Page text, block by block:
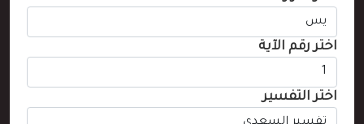
اختر رقم الآية
اختر التفسير